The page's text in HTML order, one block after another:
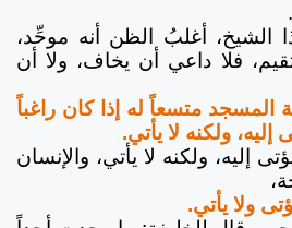
أغلبُ الظن أنه موحِّد،
فلا داعي أن يخاف، ولا أن
متسعاً له إذا كان راغباً
ولكنه لا يأتي.
ولكنه لا يأتي، والإنسان
ولا يأتي.